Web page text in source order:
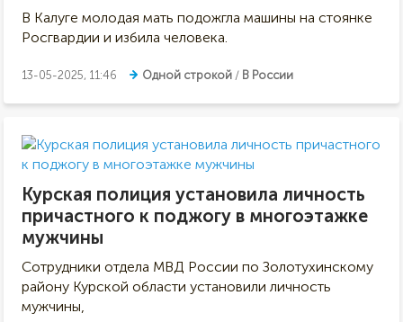
В Калуге молодая мать подожгла машины на стоянке
Росгвардии и избила человека.
13-05-2025, 11:46 Одной строкой / В России
Курская полиция установила личность
причастного к поджогу в многоэтажке
мужчины
Сотрудники отдела МВД России по Золотухинскому
району Курской области установили личность
мужчины,